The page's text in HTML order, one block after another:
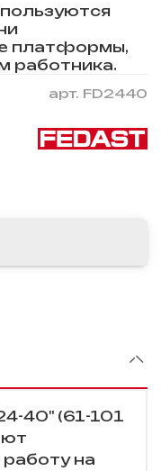
арт. FD2440
платформы,
работника.
40" (61-101
на